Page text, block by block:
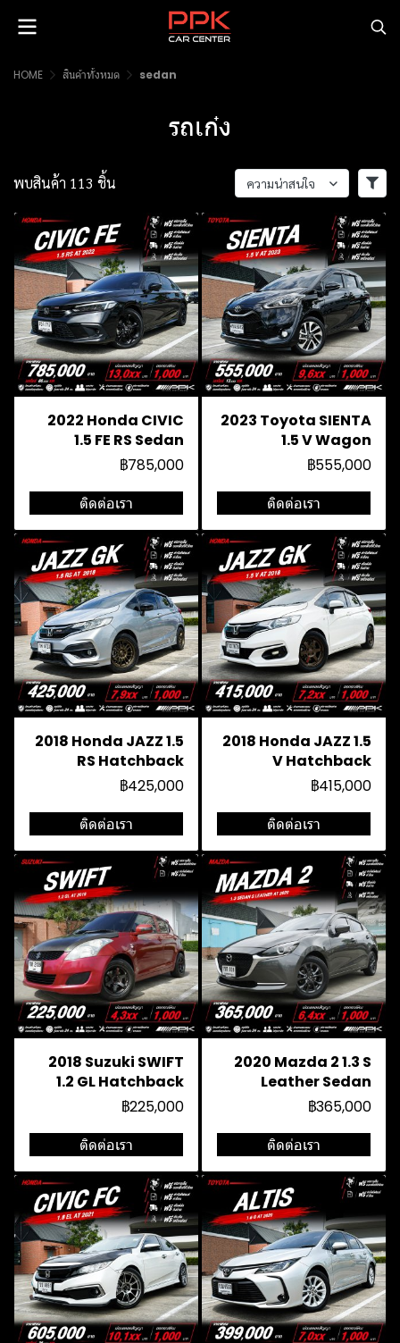
HOME สินค้าทั้งหมด sedan
รถเก๋ง
พบสินค้า 113 ชิ้น ความน่าสนใจ
2022 Honda CIVIC
1.5 FE RS Sedan
฿785,000
ติดต่อเรา
2023 Toyota SIENTA
1.5 V Wagon
฿555,000
ติดต่อเรา
2018 Honda JAZZ 1.5
RS Hatchback
฿425,000
ติดต่อเรา
2018 Honda JAZZ 1.5
V Hatchback
฿415,000
ติดต่อเรา
2018 Suzuki SWIFT
1.2 GL Hatchback
฿225,000
ติดต่อเรา
2020 Mazda 2 1.3 S
Leather Sedan
฿365,000
ติดต่อเรา